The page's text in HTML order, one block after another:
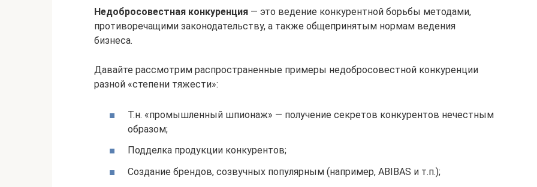
Недобросовестная конкуренция — это ведение конкурентной борьбы методами,
противоречащими законодательству, а также общепринятым нормам ведения
бизнеса.
Давайте рассмотрим распространенные примеры недобросовестной конкуренции
разной «степени тяжести»:
Т.н. «промышленный шпионаж» — получение секретов конкурентов нечестным
образом;
Подделка продукции конкурентов;
Создание брендов, созвучных популярным (например, ABIBAS и т.п.);